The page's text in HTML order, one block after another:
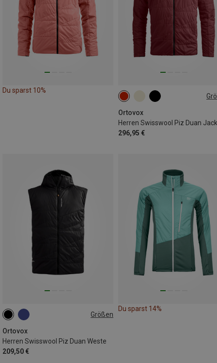
Du sparst 10%
Ortovox
Herren Swisswool Piz Duan
296,95 €
L
Größen
Ortovox
Herren Swisswool Piz Duan Weste
209,50 €
S M
Du sparst 14%